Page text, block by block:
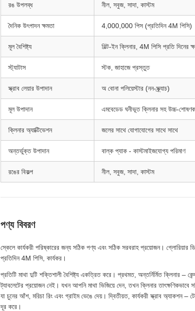
রঙ উপলব্ধ নীল, সবুজ, সাদা, কাস্টম
দৈনিক উৎপাদন ক্ষমতা 4,000,000 পিস (প্রতিদিন 4M পিসি)
মূল বৈশিষ্ট্য বিল্ট-ইন ক্লিনার, 4M পিসি প্রতি দিনের
স্ট্যাটাস স্টক, জাহাজে প্রস্তুত
স্ক্রাব লেয়ার উপাদান অ বোনা পলিয়েস্টার (নন-স্ক্র্যাচ)
মূল উপাদান এমবেডেড ঘনীভূত ক্লিনার সহ উচ্চ-
ক্লিনার অ্যাক্টিভেশন জলের সাথে যোগাযোগের সাথে সাথে
অন্তর্ভুক্ত উপাদান বাল্ক প্যাক - কাস্টমাইজযোগ্য পরিমাণ
রঙের বিকল্প নীল, সবুজ, সাদা, কাস্টম
পণ্য বিবরণ
স্কেলে কার্যকরী পরিষ্কারের জন্য সঠিক পণ্য এবং সঠিক সরবরাহ প্রয়োজন। গ্লোরিয়ার
প্রতিদিন 4M পিসি, কার্যকর।
প্রতিটি মাথা দুটি শক্তিশালী বৈশিষ্ট্য একত্রিত করে। প্রথমত, অন্তর্নির্মিত ক্লিনার –
ট্যাবলেটের প্রয়োজন নেই। যখন আপনি মাথা ভিজিয়ে দেন, তখন ক্লিনার তাৎক্ষণিকভাবে
যা চুনের আঁশ, মরিচা রিং এবং গ্রাইম ভেঙে দেয়। দ্বিতীয়ত, কার্যকরী স্ক্রাব অ্যাকশন –
দূর করে।